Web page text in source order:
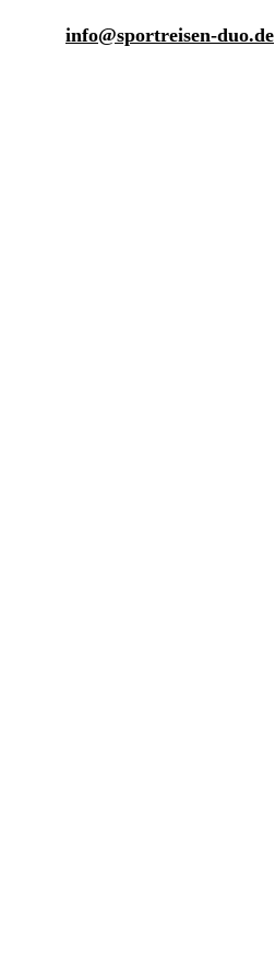
info@sportreisen-duo.de